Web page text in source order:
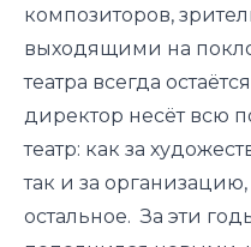
композиторов,
выходящими на
театра всегда
директор несёт всю
театр: как за
так и за
остальное. За эти